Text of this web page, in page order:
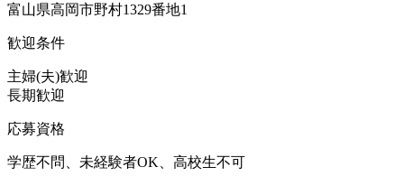
富山県高岡市野村1329番地1
歓迎条件
主婦(夫)歓迎
長期歓迎
応募資格
学歴不問、未経験者OK、高校生不可